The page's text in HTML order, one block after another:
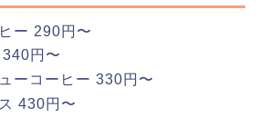
ー 290円〜
円〜
ーコーヒー 330円〜
430円〜